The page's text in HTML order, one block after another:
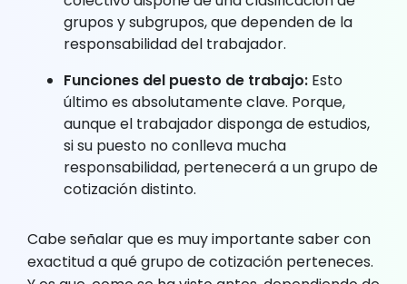
grupos y subgrupos, que dependen de la
responsabilidad del trabajador.
Funciones del puesto de trabajo: Esto
último es absolutamente clave. Porque,
aunque el trabajador disponga de estudios,
si su puesto no conlleva mucha
responsabilidad, pertenecerá a un grupo de
cotización distinto.
Cabe señalar que es muy importante saber con
exactitud a qué grupo de cotización perteneces.